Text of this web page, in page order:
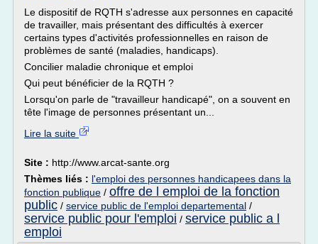
Le dispositif de RQTH s'adresse aux personnes en capacité
de travailler, mais présentant des difficultés à exercer
certains types d'activités professionnelles en raison de
problèmes de santé (maladies, handicaps).
Concilier maladie chronique et emploi
Qui peut bénéficier de la RQTH ?
Lorsqu'on parle de "travailleur handicapé", on a souvent en
tête l'image de personnes présentant un...
Lire la suite
Site : http://www.arcat-sante.org
Thèmes liés : l'emploi des personnes handicapees dans la
fonction publique / offre de l emploi de la fonction
public / service public de l'emploi departemental /
service public pour l'emploi / service public a l
emploi